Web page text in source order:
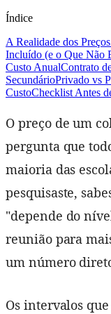
Índice
A Realidade dos
Incluído (e o Que Não
Custo AnualContrato
SecundárioPrivado vs
CustoChecklist Antes
O preço de um
pergunta que
maioria das
pesquisaste,
"depende do
reunião para
um número
Os intervalos